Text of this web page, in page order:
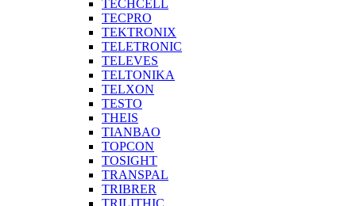
TECHCELL
TECPRO
TEKTRONIX
TELETRONIC
TELEVES
TELTONIKA
TELXON
TESTO
THEIS
TIANBAO
TOPCON
TOSIGHT
TRANSPAL
TRIBRER
TRILITHIC